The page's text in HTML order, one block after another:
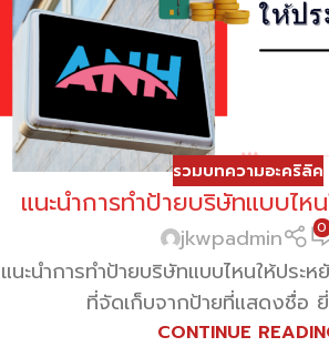
รวมบทความอะคริลิค
แนะนำการทำป้ายบริษัทแบบไห
jkwpadmin 0
แนะนำการทำป้ายบริษัทแบบไหนให้ประ
ที่จัดเก็บจากป้ายที่แสดงชื่อ
CONTINUE